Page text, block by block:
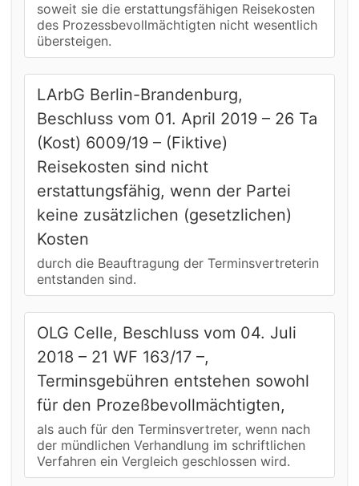
soweit sie die erstattungsfähigen Reisekosten
des Prozessbevollmächtigten nicht wesentlich
übersteigen.
LArbG Berlin-Brandenburg,
Beschluss vom 01. April 2019 – 26 Ta
(Kost) 6009/19 – (Fiktive)
Reisekosten sind nicht
erstattungsfähig, wenn der Partei
keine zusätzlichen (gesetzlichen)
Kosten
durch die Beauftragung der Terminsvertreterin
entstanden sind.
OLG Celle, Beschluss vom 04. Juli
2018 – 21 WF 163/17 –,
Terminsgebühren entstehen sowohl
für den Prozeßbevollmächtigten,
als auch für den Terminsvertreter, wenn nach
der mündlichen Verhandlung im schriftlichen
Verfahren ein Vergleich geschlossen wird.